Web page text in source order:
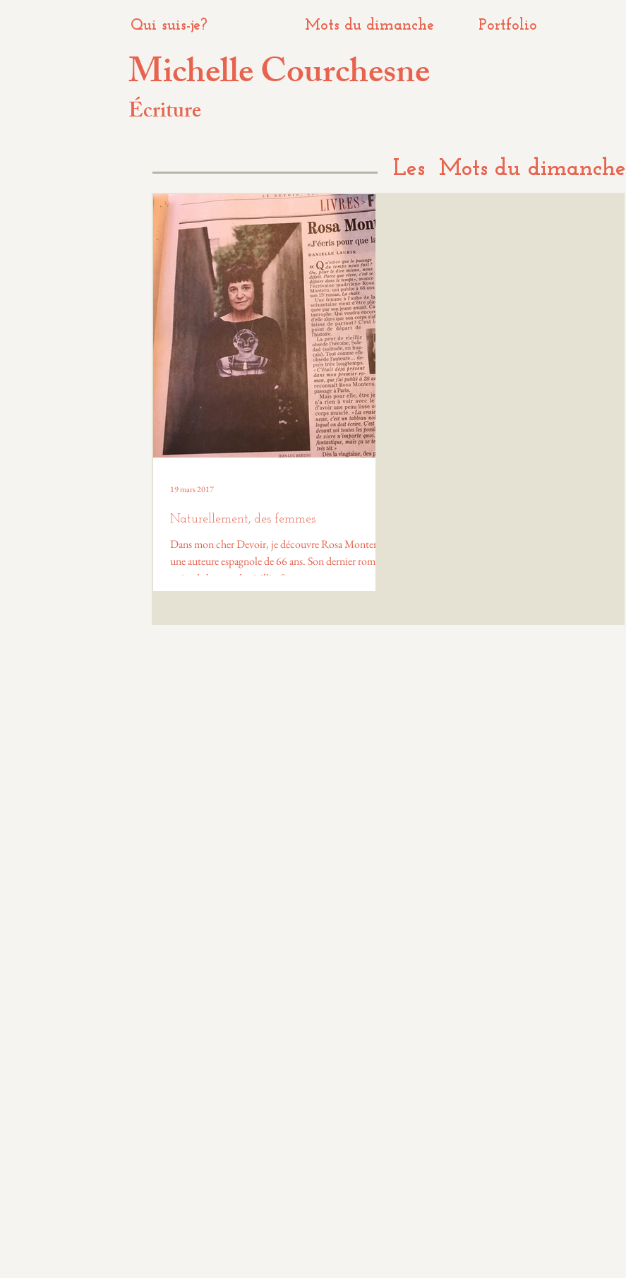
Qui suis-je? Mots du dimanche Portfolio
Michelle Courchesne
Écriture
Les Mots du dimanche
Naturellement, des femmes
Dans mon cher Devoir, je découvre Rosa Montero,
une auteure espagnole de 66 ans. Son dernier roman
traite de la peur de vieillir. Son...
19 mars 2017